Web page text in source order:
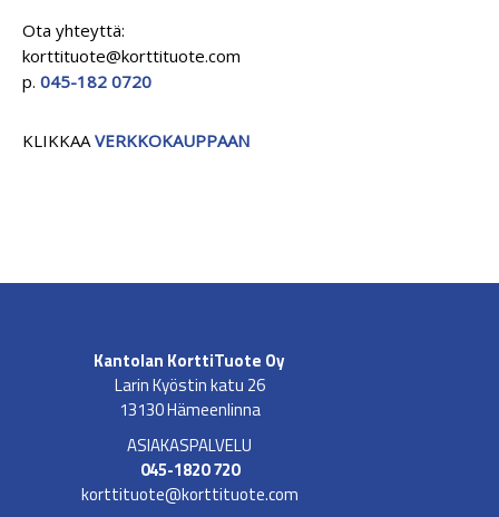
Ota yhteyttä:
korttituote@korttituote.com
p. 045-182 0720
KLIKKAA VERKKOKAUPPAAN
Kantolan KorttiTuote Oy
Larin Kyöstin katu 26
13130 Hämeenlinna
ASIAKASPALVELU
045-1820 720
korttituote@korttituote.com